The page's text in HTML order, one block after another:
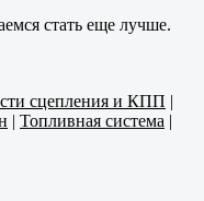
стать еще лучше.
сцепления и КПП |
| Топливная система |